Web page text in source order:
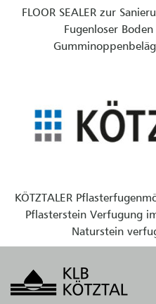
FLOOR SEALER zur
Fugenloser
KÖTZTALER
Pflasterstein Verfugung
Naturstein